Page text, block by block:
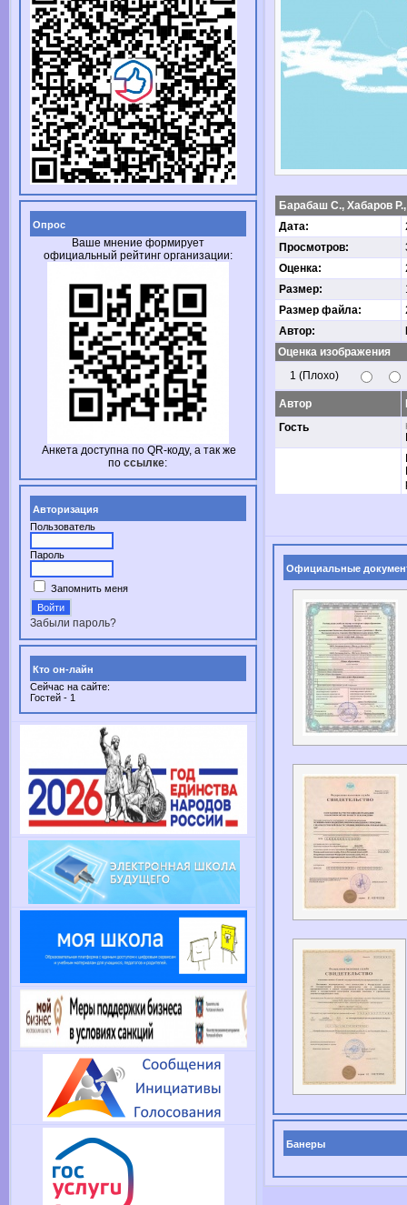
Опрос
Ваше мнение формирует
официальный рейтинг организации:
Анкета доступна поQR-коду, а так же
поссылке:
Авторизация
Пользователь
Пароль
Запомнить меня
Забыли пароль?
Кто он-лайн
Сейчас на сайте:
Гостей - 1
Барабаш С., Хабаров
Дата:
Просмотров:
Оценка:
Размер:
Размер файла:
Автор:
Оценка изображения
1 (Плохо)
Автор
Гость
Официальные
Банеры